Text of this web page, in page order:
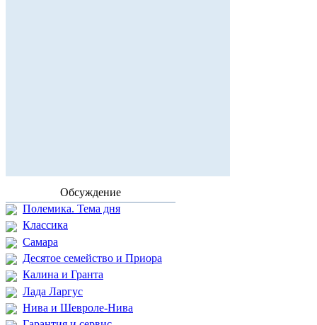
Обсуждение
Полемика. Тема дня
Классика
Самара
Десятое семейство и Приора
Калина и Гранта
Лада Ларгус
Нива и Шевроле-Нива